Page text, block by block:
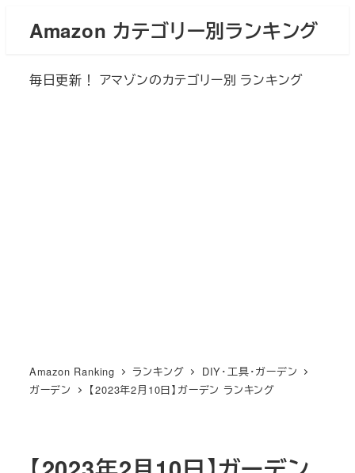
Amazon カテゴリー別ランキング
毎日更新！ アマゾンのカテゴリー別 ランキング
Amazon Ranking ランキング
DIY・工具・ガーデン
ガーデン
【2023年2月10日】ガーデン ランキング